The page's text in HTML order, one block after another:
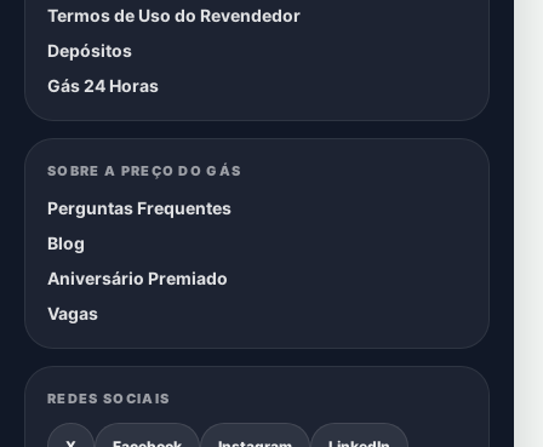
Termos de Uso do Revendedor
Depósitos
Gás 24 Horas
SOBRE A PREÇO DO GÁS
Perguntas Frequentes
Blog
Aniversário Premiado
Vagas
REDES SOCIAIS